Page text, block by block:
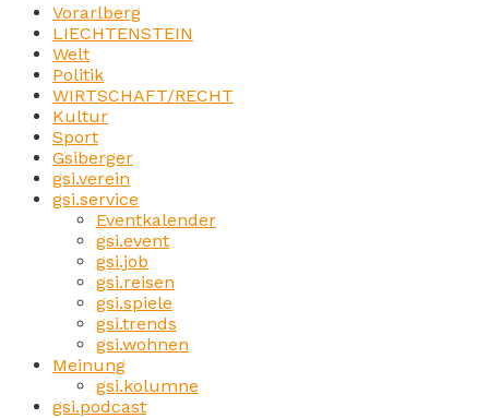
Vorarlberg
LIECHTENSTEIN
Welt
Politik
WIRTSCHAFT/RECHT
Kultur
Sport
Gsiberger
gsi.verein
gsi.service
Eventkalender
gsi.event
gsi.job
gsi.reisen
gsi.spiele
gsi.trends
gsi.wohnen
Meinung
gsi.kolumne
gsi.podcast